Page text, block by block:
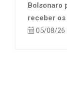
Bolsonaro
receber os
05/08/26